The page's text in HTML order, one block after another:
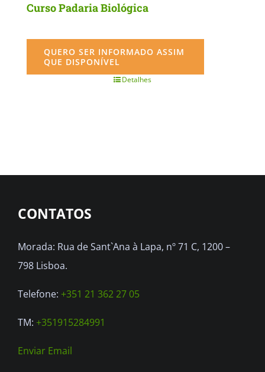
Curso Padaria Biológica
QUERO SER INFORMADO ASSIM
QUE DISPONÍVEL
Detalhes
CONTATOS
Morada: Rua de Sant`Ana à Lapa, nº 71 C, 1200 –
798 Lisboa.
Telefone: +351 21 362 27 05
TM: +351915284991
Enviar Email